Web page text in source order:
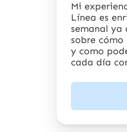
Mi
Línea es
semanal ya
sobre cómo
y como
cada día